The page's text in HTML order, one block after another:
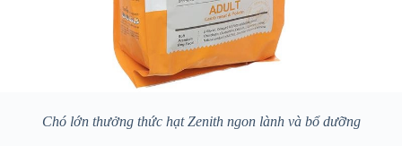
Chó lớn thưởng thức hạt Zenith ngon lành và bổ dưỡng